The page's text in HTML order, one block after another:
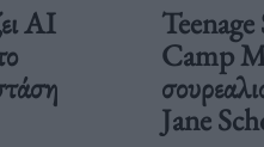
AI
Camp
Jane